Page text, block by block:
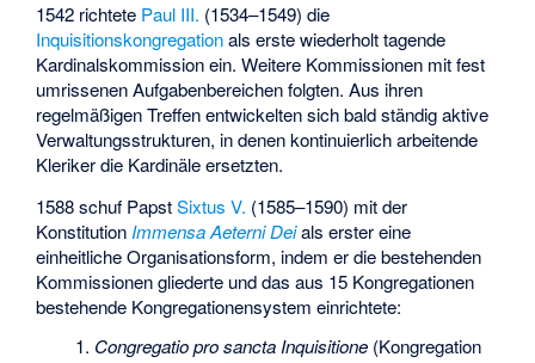
1542 richtete Paul III. (1534–1549) die
Inquisitionskongregationals erste wiederholt tagende
Kardinalskommission ein. Weitere Kommissionen mit fest
umrissenen Aufgabenbereichen folgten. Aus ihren
regelmäßigen Treffen entwickelten sich bald ständig aktive
Verwaltungsstrukturen, in denen kontinuierlich arbeitende
Kleriker die Kardinäle ersetzten.
1588 schuf PapstSixtus V. (1585–1590) mit der
Konstitution Immensa Aeterni Deials erster eine
einheitliche Organisationsform, indem er die bestehenden
Kommissionen gliederte und das aus 15 Kongregationen
bestehende Kongregationensystem einrichtete:
Congregatio pro sancta Inquisitione (Kongregation